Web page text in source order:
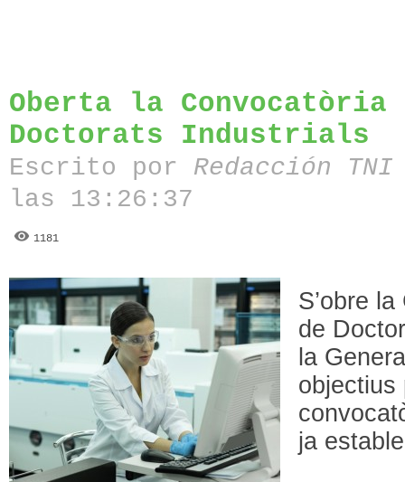
Oberta la Convocatòria
Doctorats Industrials
Escrito por Redacción
las 13:26:37
1181
S’obre
de
la
objectius
ja